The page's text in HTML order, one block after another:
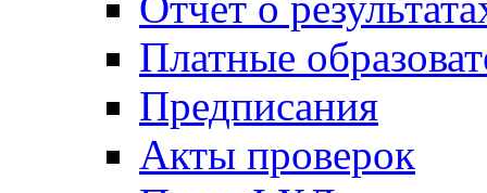
Платные
Предписания
Акты проверок